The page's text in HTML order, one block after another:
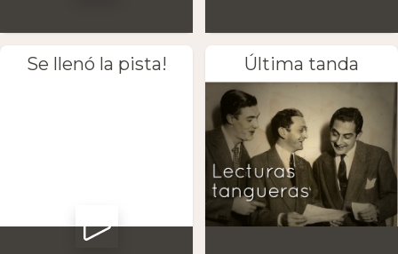
Se llenó la pista! Última tanda